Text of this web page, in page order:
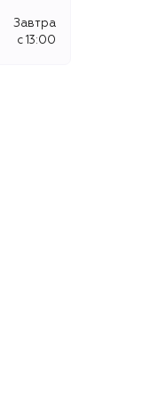
Завтра
c 13:00